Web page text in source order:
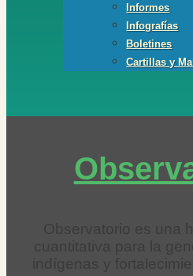
Informes
Infografías
Boletines
Cartillas y